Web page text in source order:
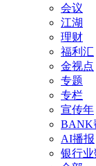
会议
江湖
理财
福利汇
金视点
专题
专栏
宣传年
BANK
AI播报
银行